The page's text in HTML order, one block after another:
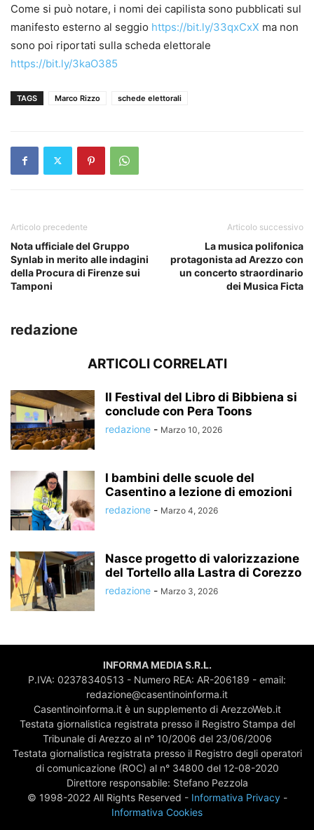
Come si può notare, i nomi dei capilista sono pubblicati sul
manifesto esterno al seggio https://bit.ly/33qxCxX ma non
sono poi riportati sulla scheda elettorale
https://bit.ly/3kaO385
TAGS Marco Rizzo schede elettorali
Articolo precedente
Nota ufficiale del Gruppo
Synlab in merito alle indagini
della Procura di Firenze sui
Tamponi
Articolo successivo
La musica polifonica
protagonista ad Arezzo con
un concerto straordinario
dei Musica Ficta
redazione
ARTICOLI CORRELATI
Il Festival del Libro di Bibbiena si
conclude con Pera Toons
redazione - Marzo 10, 2026
I bambini delle scuole del
Casentino a lezione di emozioni
redazione - Marzo 4, 2026
Nasce progetto di valorizzazione
del Tortello alla Lastra di Corezzo
redazione - Marzo 3, 2026
INFORMA MEDIA S.R.L.
P.IVA: 02378340513 - Numero REA: AR-206189 - email:
redazione@casentinoinforma.it
Casentinoinforma.it è un supplemento di ArezzoWeb.it
Testata giornalistica registrata presso il Registro Stampa del
Tribunale di Arezzo al n° 10/2006 del 23/06/2006
Testata giornalistica registrata presso il Registro degli operatori
di comunicazione (ROC) al n° 34800 del 12-08-2020
Direttore responsabile: Stefano Pezzola
© 1998-2022 All Rights Reserved - Informativa Privacy-
Informativa Cookies